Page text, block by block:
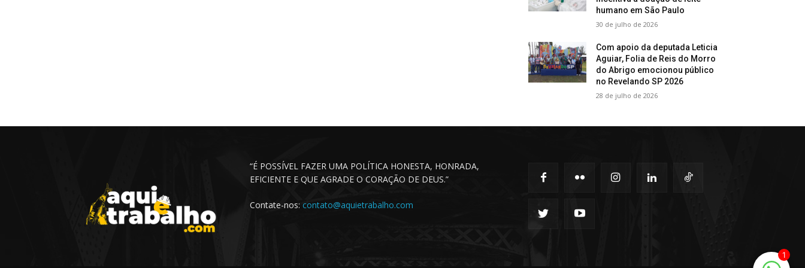
humano em São Paulo
30 de julho de 2026
Com apoio da deputada Leticia
Aguiar, Folia de Reis do Morro
do Abrigo emocionou público
no Revelando SP 2026
28 de julho de 2026
“É POSSÍVEL FAZER UMA POLÍTICA HONESTA, HONRADA,
EFICIENTE E QUE AGRADE O CORAÇÃO DE DEUS.”
Contate-nos: contato@aquietrabalho.com
1